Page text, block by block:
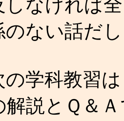
しなければ
のない話だ
の学科教習
解説とＱ＆